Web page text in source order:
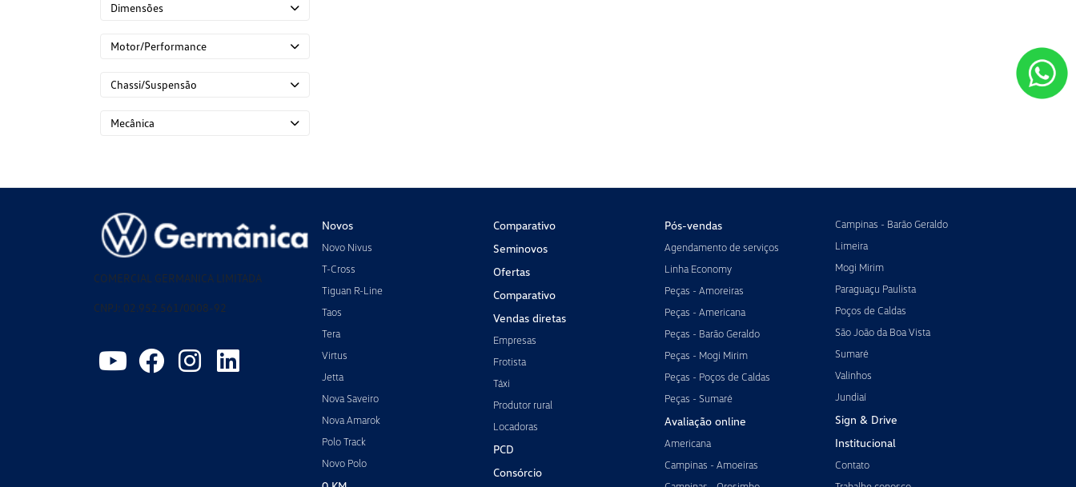
Dimensões
Motor/Performance
Chassi/Suspensão
Mecânica
COMERCIAL GERMANICA LIMITADA
CNPJ: 02.952.561/0008-92
Novos
Novo Nivus
T-Cross
Tiguan R-Line
Taos
Tera
Virtus
Jetta
Nova Saveiro
Nova Amarok
Polo Track
Novo Polo
Comparativo
Seminovos
Ofertas
Comparativo
Vendas diretas
Empresas
Frotista
Táxi
Produtor rural
Locadoras
PCD
Consórcio
Pós-vendas
Agendamento de serviços
Linha Economy
Peças - Amoreiras
Peças - Americana
Peças - Barão Geraldo
Peças - Mogi Mirim
Peças - Poços de Caldas
Peças - Sumaré
Avaliação online
Americana
Campinas - Amoeiras
Campinas - Barão Geraldo
Limeira
Mogi Mirim
Paraguaçu Paulista
Poços de Caldas
São João da Boa Vista
Sumaré
Valinhos
Jundiaí
Sign & Drive
Institucional
Contato